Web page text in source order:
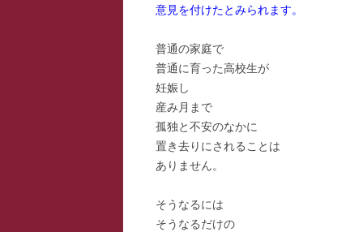
意見を付けたとみられます。
普通の家庭で
普通に育った高校生が
妊娠し
産み月まで
孤独と不安のなかに
置き去りにされることは
ありません。
そうなるには
そうなるだけの